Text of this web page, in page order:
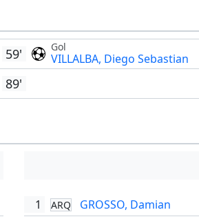
59' Gol
VILLALBA, Diego Sebastian
89'
1 ARQ GROSSO, Damian